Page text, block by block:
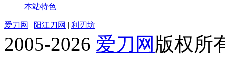
本站特色
爱刀网 | 阳江刀网 | 利刃坊
2005-2026 爱刀网 版权所